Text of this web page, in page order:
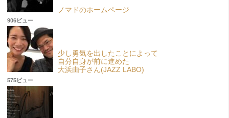
ノマドのホームページ
906ビュー
少し勇気を出したことによって
自分自身が前に進めた
大浜由子さん(JAZZ LABO)
575ビュー